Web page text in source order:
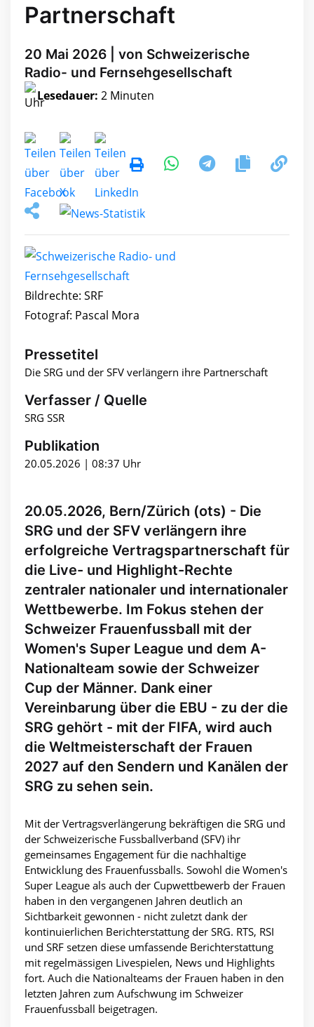
Partnerschaft
20 Mai 2026 | von Schweizerische
Radio- und Fernsehgesellschaft
Lesedauer: 2 Minuten
Bildrechte: SRF
Fotograf: Pascal Mora
Pressetitel
Die SRG und der SFV verlängern ihre Partnerschaft
Verfasser / Quelle
SRG SSR
Publikation
20.05.2026 | 08:37 Uhr
20.05.2026, Bern/Zürich (ots) - Die
SRG und der SFV verlängern ihre
erfolgreiche Vertragspartnerschaft für
die Live- und Highlight-Rechte
zentraler nationaler und internationaler
Wettbewerbe. Im Fokus stehen der
Schweizer Frauenfussball mit der
Women's Super League und dem A-
Nationalteam sowie der Schweizer
Cup der Männer. Dank einer
Vereinbarung über die EBU - zu der die
SRG gehört - mit der FIFA, wird auch
die Weltmeisterschaft der Frauen
2027 auf den Sendern und Kanälen der
SRG zu sehen sein.
Mit der Vertragsverlängerung bekräftigen die SRG und
der Schweizerische Fussballverband (SFV) ihr
gemeinsames Engagement für die nachhaltige
Entwicklung des Frauenfussballs. Sowohl die Women's
Super League als auch der Cupwettbewerb der Frauen
haben in den vergangenen Jahren deutlich an
Sichtbarkeit gewonnen - nicht zuletzt dank der
kontinuierlichen Berichterstattung der SRG. RTS, RSI
und SRF setzen diese umfassende Berichterstattung
mit regelmässigen Livespielen, News und Highlights
fort. Auch die Nationalteams der Frauen haben in den
letzten Jahren zum Aufschwung im Schweizer
Frauenfussball beigetragen.